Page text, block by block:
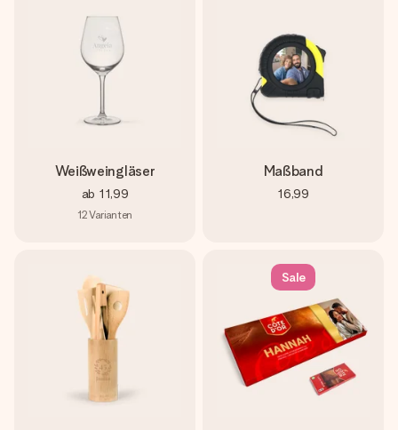
Weißweingläser
ab 11,99
12Varianten
Maßband
16,99
Sale